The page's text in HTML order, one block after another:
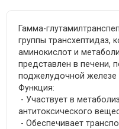
Гамма-
группы трансхептидаз,
аминокислот и
представлен в печени,
поджелудочной железе
Функция:
- Участвует в
антитоксического
- Обеспечивает